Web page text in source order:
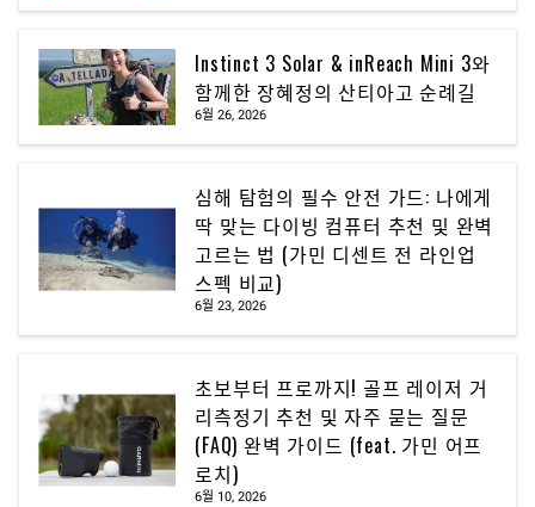
Instinct 3 Solar & inReach Mini 3와
함께한 장혜정의 산티아고 순례길
6월 26, 2026
심해 탐험의 필수 안전 가드: 나에게
딱 맞는 다이빙 컴퓨터 추천 및 완벽
고르는 법 (가민 디센트 전 라인업
스펙 비교)
6월 23, 2026
초보부터 프로까지! 골프 레이저 거
리측정기 추천 및 자주 묻는 질문
(FAQ) 완벽 가이드 (feat. 가민 어프
로치)
6월 10, 2026